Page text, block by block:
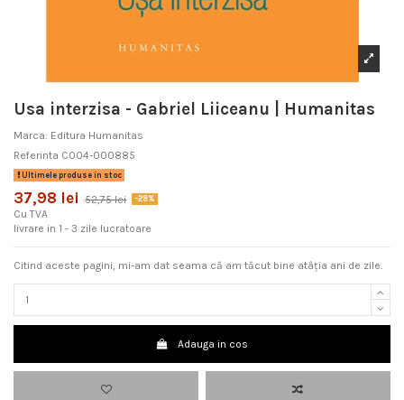
Usa interzisa - Gabriel Liiceanu | Humanitas
Marca: Editura Humanitas
Referinta C004-000885
Ultimele produse in stoc
37,98 lei 52,75 lei -28%
Cu TVA
livrare in 1 - 3 zile lucratoare
Citind aceste pagini, mi-am dat seama că am tăcut bine atâţia ani de zile.
Adauga in cos